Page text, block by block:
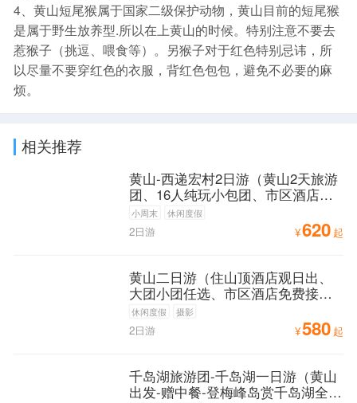
4、黄山短尾猴属于国家二级保护动物，黄山目前的短尾猴
是属于野生放养型.所以在上黄山的时候。特别注意不要去
惹猴子（挑逗、喂食等）。另猴子对于红色特别忌讳，所
以尽量不要穿红色的衣服，背红色包包，避免不必要的麻
烦。
相关推荐
黄山-西递宏村2日游（黄山2天旅游
团、16人纯玩小包团、市区酒店可
免费接送）
小周末 休闲度假
¥620 起
2日游
黄山二日游（住山顶酒店观日出、
大团小团任选、市区酒店免费接
送、送自助早餐）
休闲度假 摄影
¥580 起
2日游
千岛湖旅游团-千岛湖一日游（黄山
出发-赠中餐-登梅峰岛赏千岛湖全